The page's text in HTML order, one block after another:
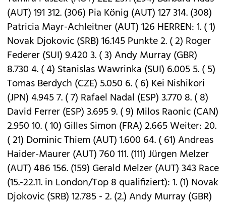
(AUT) 191 312. (306) Pia König (AUT) 127 314. (308)
Patricia Mayr-Achleitner (AUT) 126 HERREN: 1. ( 1)
Novak Djokovic (SRB) 16.145 Punkte 2. ( 2) Roger
Federer (SUI) 9.420 3. ( 3) Andy Murray (GBR)
8.730 4. ( 4) Stanislas Wawrinka (SUI) 6.005 5. ( 5)
Tomas Berdych (CZE) 5.050 6. ( 6) Kei Nishikori
(JPN) 4.945 7. ( 7) Rafael Nadal (ESP) 3.770 8. ( 8)
David Ferrer (ESP) 3.695 9. ( 9) Milos Raonic (CAN)
2.950 10. ( 10) Gilles Simon (FRA) 2.665 Weiter: 20.
( 21) Dominic Thiem (AUT) 1.600 64. ( 61) Andreas
Haider-Maurer (AUT) 760 111. (111) Jürgen Melzer
(AUT) 486 156. (159) Gerald Melzer (AUT) 343 Race
(15.-22.11. in London/Top 8 qualifiziert): 1. (1) Novak
Djokovic (SRB) 12.785 - 2. (2.) Andy Murray (GBR)